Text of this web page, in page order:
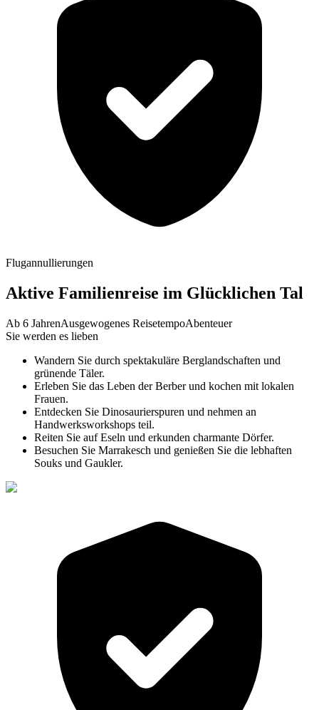
Flugannullierungen
Aktive Familienreise im Glücklichen Tal
Ab 6 JahrenAusgewogenes ReisetempoAbenteuer
Sie werden es lieben
Wandern Sie durch spektakuläre Berglandschaften und
grünende Täler.
Erleben Sie das Leben der Berber und kochen mit lokalen
Frauen.
Entdecken Sie Dinosaurierspuren und nehmen an
Handwerksworkshops teil.
Reiten Sie auf Eseln und erkunden charmante Dörfer.
Besuchen Sie Marrakesch und genießen Sie die lebhaften
Souks und Gaukler.